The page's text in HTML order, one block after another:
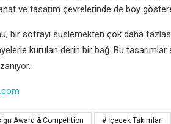
ve tasarım çevrelerinde de boy
bir sofrayı süslemekten çok daha
kurulan derin bir bağ. Bu
Award & Competition # İçecek Takımları